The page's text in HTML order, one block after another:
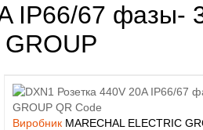
IP66/67 фазы-
Виробник MARECHAL ELECTRIC